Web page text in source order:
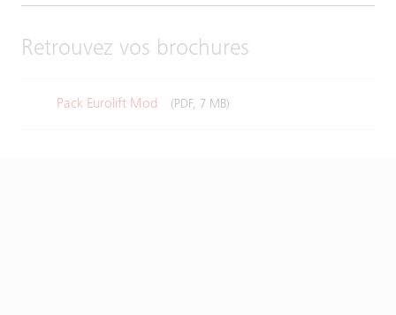
Retrouvez vos brochures
Pack Eurolift Mod (PDF, 7 MB)